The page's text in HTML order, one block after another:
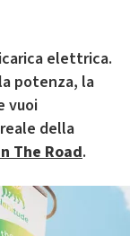
elettrica.
potenza, la
vuoi
della
The Road.